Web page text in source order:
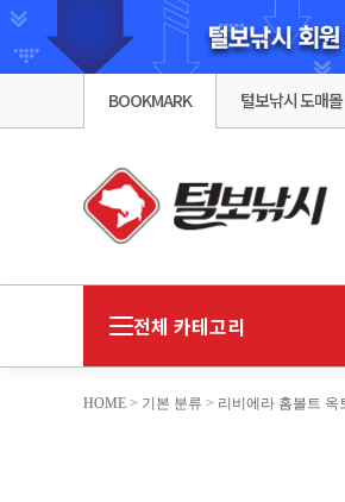
BOOKMARK 털보낚시 도매몰
전체 카테고리
HOME > 기본 분류 > 리비에라 홈볼트 옥